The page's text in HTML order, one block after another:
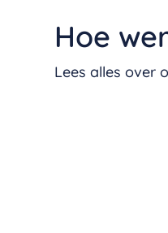
Hoe
Lees alles over